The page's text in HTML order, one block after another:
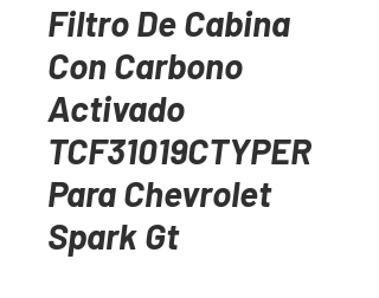
Filtro De Cabina
Con Carbono
Activado
TCF31019CTYPER
Para Chevrolet
Spark Gt